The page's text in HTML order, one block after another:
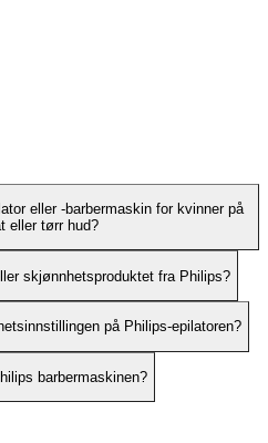
eller -barbermaskin for kvinner på
eller tørr hud?
skjønnhetsproduktet fra Philips?
på Philips-epilatoren?
barbermaskinen?